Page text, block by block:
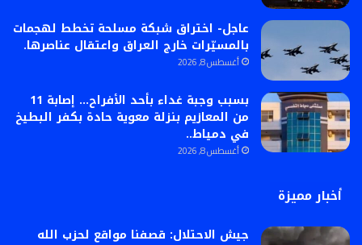
عاجل- اختراق شبكة مسلحة تخطط لهجمات
بالمسيّرات خارج العراق واعتقال عناصرها.
أغسطس 8, 2026
بسبب وجبة غداء بأحد الأفراح… إصابة 11
من المعازيم بنزلة معوية حادة بكفر البطيخ
في دمياط..
أغسطس 8, 2026
أخبار مميزة
جيش الاحتلال: قصفنا مواقع لحزب الله